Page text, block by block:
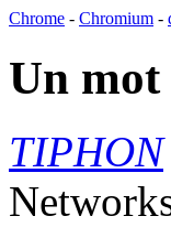
Chrome - Chromium -
Un mot
TIPHON